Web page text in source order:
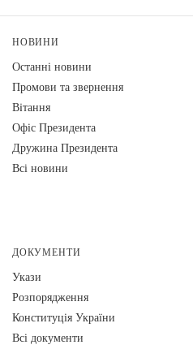
НОВИНИ
Останні новини
Промови та звернення
Вiтання
Офіс Президента
Дружина Президента
Всі новини
ДОКУМЕНТИ
Укази
Розпорядження
Конституція України
Всі документи